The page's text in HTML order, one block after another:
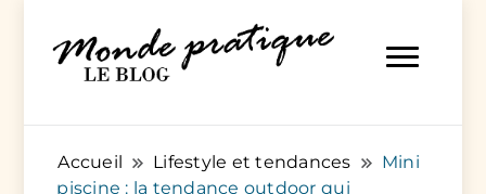
Monde Pratique
Accueil Lifestyle et tendances
Mini
piscine : la tendance outdoor qui